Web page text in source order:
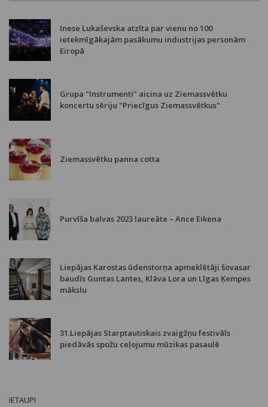
Inese Lukaševska atzīta par vienu no 100
ietekmīgākajām pasākumu industrijas personām
Eiropā
Grupa "Instrumenti" aicina uz Ziemassvētku
koncertu sēriju "Priecīgus Ziemassvētkus"
Ziemassvētku panna cotta
Purvīša balvas 2023 laureāte – Ance Eikena
Liepājas Karostas ūdenstorņa apmeklētāji šovasar
baudīs Guntas Lantes, Klāva Lora un Līgas Ķempes
mākslu
31.Liepājas Starptautiskais zvaigžņu festivāls
piedāvās spožu ceļojumu mūzikas pasaulē
IETAUPI